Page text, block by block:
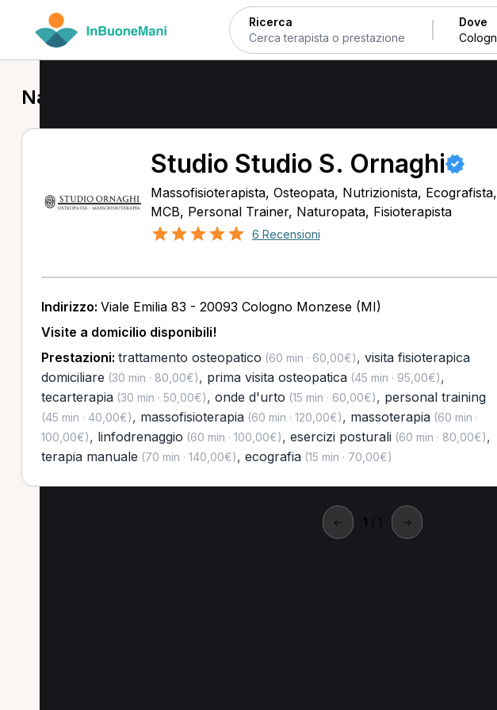
Ricerca Dove
Naturopata a Cologno Monzese
Studio Studio S. Ornaghi
Massofisioterapista, Osteopata, Nutrizionista, Ecografista,
MCB, Personal Trainer, Naturopata, Fisioterapista
6 Recensioni
Indirizzo: Viale Emilia 83 - 20093 Cologno Monzese (MI)
Visite a domicilio disponibili!
Prestazioni: trattamento osteopatico (60 min · 60,00€), visita fisioterapica
domiciliare (30 min · 80,00€), prima visita osteopatica(45 min · 95,00€),
tecarterapia(30 min · 50,00€), onde d'urto (15 min · 60,00€), personal training
(45 min · 40,00€), massofisioterapia(60 min · 120,00€), massoterapia(60 min ·
100,00€), linfodrenaggio (60 min · 100,00€), esercizi posturali(60 min · 80,00€),
terapia manuale (70 min · 140,00€), ecografia(15 min · 70,00€)
← 1 / 1 →